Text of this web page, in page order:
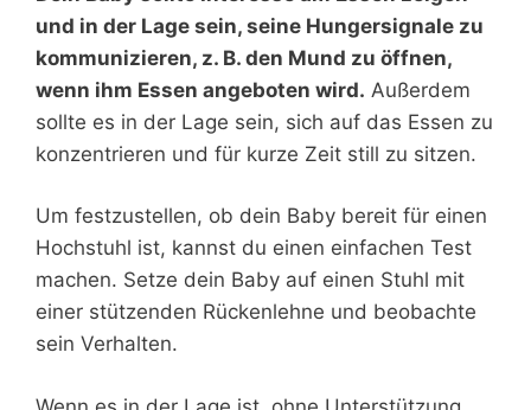
und in der Lage sein, seine Hungersignale zu
kommunizieren, z. B. den Mund zu öffnen,
wenn ihm Essen angeboten wird. Außerdem
sollte es in der Lage sein, sich auf das Essen zu
konzentrieren und für kurze Zeit still zu sitzen.
Um festzustellen, ob dein Baby bereit für einen
Hochstuhl ist, kannst du einen einfachen Test
machen. Setze dein Baby auf einen Stuhl mit
einer stützenden Rückenlehne und beobachte
sein Verhalten.